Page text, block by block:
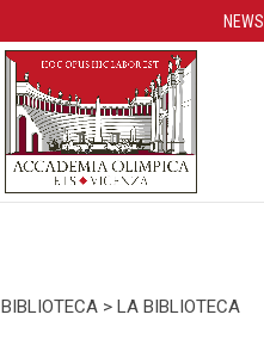
NEWS
BIBLIOTECA > LA BIBLIOTECA